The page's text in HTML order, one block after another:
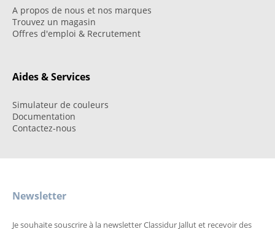
A propos de nous et nos marques
Trouvez un magasin
Offres d'emploi & Recrutement
Aides & Services
Simulateur de couleurs
Documentation
Contactez-nous
Newsletter
Je souhaite souscrire à la newsletter Classidur Jallut et recevoir des